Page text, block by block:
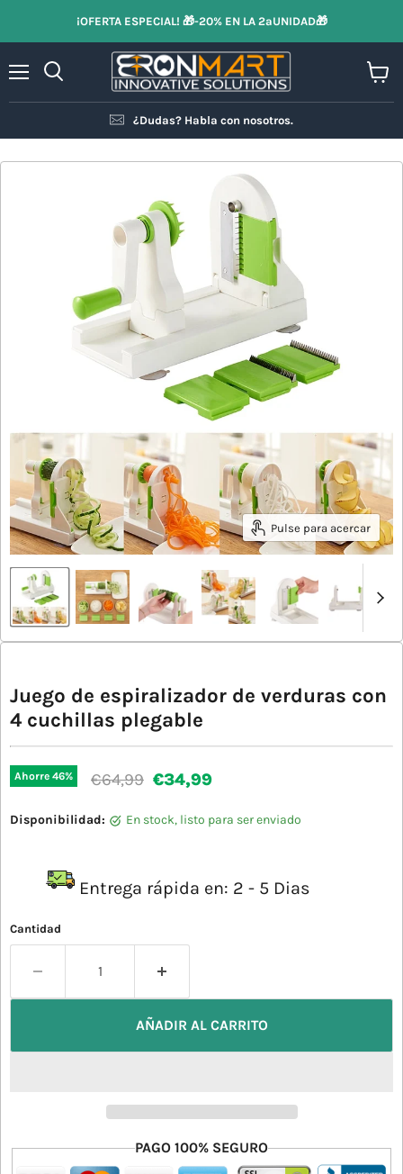
¡OFERTA ESPECIAL! 🎁-20% EN LA 2ªUNIDAD🎁
¿Dudas? Habla con nosotros.
carrito
Pulse para acercar
Juego de espiralizador de verduras con
4 cuchillas plegable
Ahorre 46% Precio original
€64,99 Precio actual
€34,99
Disponibilidad: en stock, listo para ser enviado
Entrega rápida en: 2 - 5 Dias
Cantidad
AÑADIR AL CARRITO
PAGO 100% SEGURO